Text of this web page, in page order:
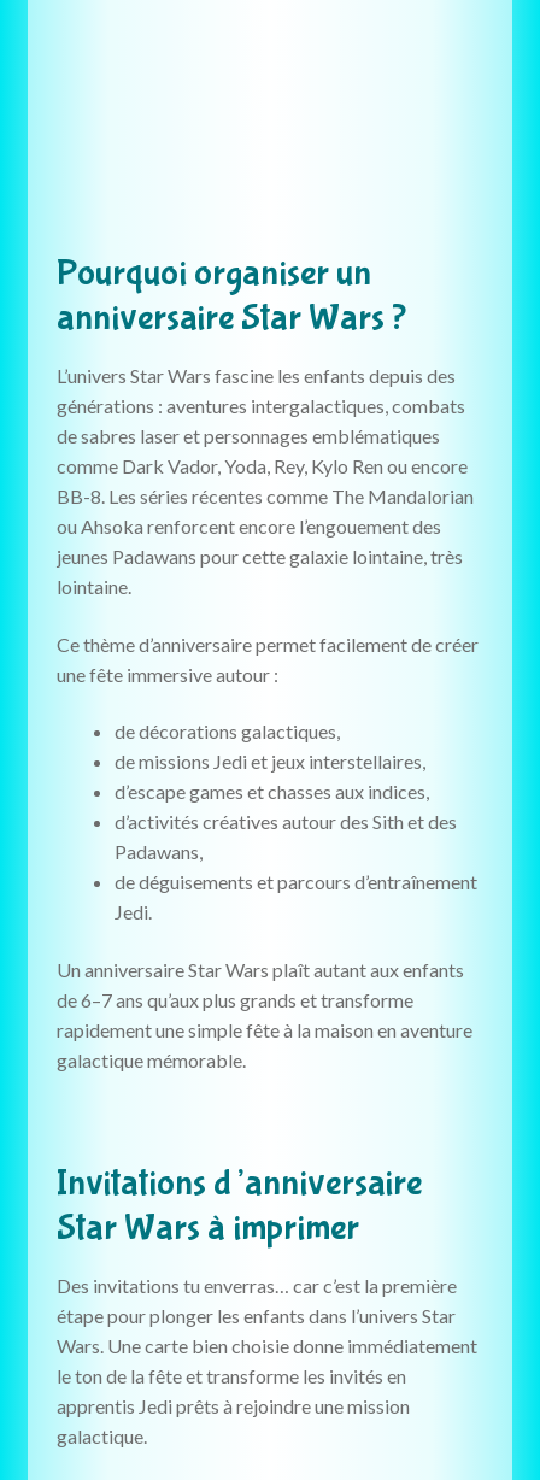
Pourquoi organiser un
anniversaire Star Wars ?
L’univers Star Wars fascine les enfants depuis des
générations : aventures intergalactiques, combats
de sabres laser et personnages emblématiques
comme Dark Vador, Yoda, Rey, Kylo Ren ou encore
BB-8. Les séries récentes comme The Mandalorian
ou Ahsoka renforcent encore l’engouement des
jeunes Padawans pour cette galaxie lointaine, très
lointaine.
Ce thème d’anniversaire permet facilement de créer
une fête immersive autour :
de décorations galactiques,
de missions Jedi et jeux interstellaires,
d’escape games et chasses aux indices,
d’activités créatives autour des Sith et des
Padawans,
de déguisements et parcours d’entraînement
Jedi.
Un anniversaire Star Wars plaît autant aux enfants
de 6–7 ans qu’aux plus grands et transforme
rapidement une simple fête à la maison en aventure
galactique mémorable.
Invitations d’anniversaire
Star Wars à imprimer
Des invitations tu enverras… car c’est la première
étape pour plonger les enfants dans l’univers Star
Wars. Une carte bien choisie donne immédiatement
le ton de la fête et transforme les invités en
apprentis Jedi prêts à rejoindre une mission
galactique.